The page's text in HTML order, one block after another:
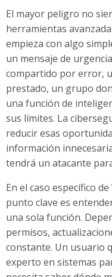
El mayor peligro no
herramientas
empieza con algo
un mensaje de
compartido por error,
prestado, un grupo
una función de
sus límites. La
reducir esas
información
tendrá un atacante
En el caso específico de
punto clave es
una sola función.
permisos,
constante. Un usuario
experto en sistemas